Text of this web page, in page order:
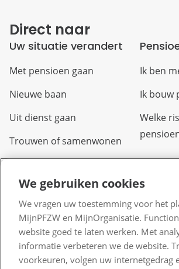
Direct naar
Uw situatie verandert
Met pensioen gaan
Nieuwe baan
Uit dienst gaan
Trouwen of samenwonen
Overlijden
Scheiden of uit elkaar
gaan
Verlof
Ik ben
Ik bouw
Welke
We gebruiken cookies
We vragen uw toestemming voor het
MijnPFZW en MijnOrganisatie.
website goed te laten werken. Met
informatie verbeteren we de website.
voorkeuren, volgen uw internetgedrag